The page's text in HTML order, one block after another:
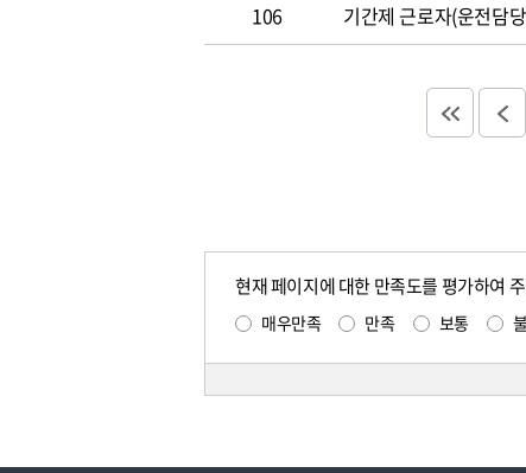
106 기간제 근로자(운전담
현재 페이지에 대한 만족도를 평가하여
매우만족 만족 보통